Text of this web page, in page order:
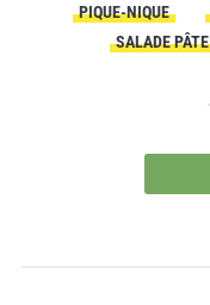
PIQUE-NIQUE
SALADE PÂTE